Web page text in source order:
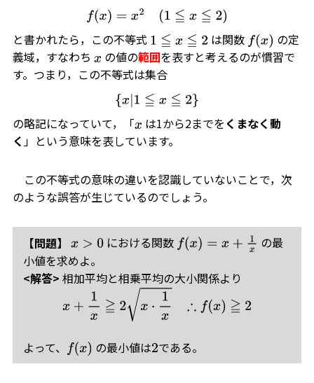
f(x)=x 2( 1≦ ≦2)
と書かれたら，この不等式 1≦x ≦ 2 は関数 f(x)
の定
義域，すなわち x の値の範囲を表すと考えるのが慣習で
す。つまり，この不等式は集合
{x|1 ≦x≦2 }
の略記になっていて，「x は1から2までを くまなく動
く」という意味を表しています。
この不等式の意味の違いを認識していないことで，次
のような誤答が生じているのでしょう。
【問題】 x> 0 における関数 f(x)=x +1 x
の最
小値を求めよ。
<解答> 相加平均と相乗平均の大小関係より
x+1x ≧2 x⋅1 x ∴ ( x)≧
よって、 f(x) の最小値は2である。